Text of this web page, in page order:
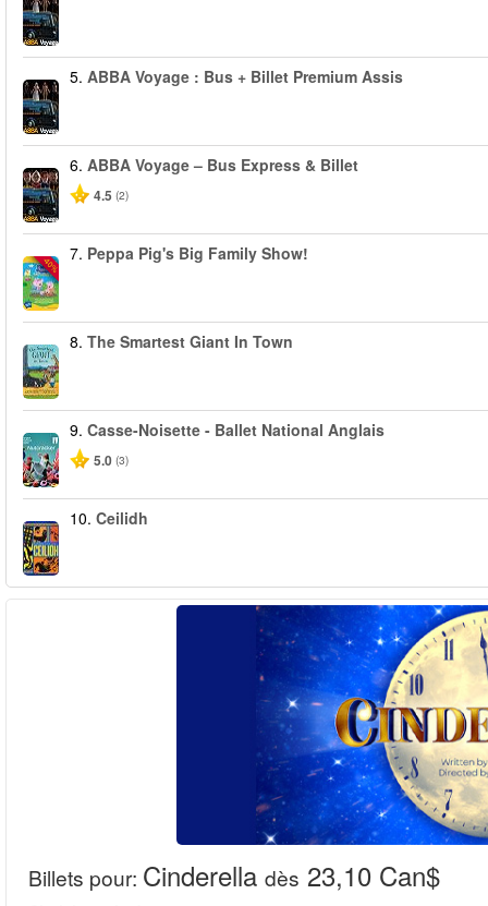
5. ABBA Voyage : Bus + Billet Premium Assis
6. ABBA Voyage – Bus Express & Billet
4.5 (2)
-40%
7. Peppa Pig's Big Family Show!
8. The Smartest Giant In Town
9. Casse-Noisette - Ballet National Anglais
5.0 (3)
10. Ceilidh
Billets pour: Cinderella dès 23,10 Can$